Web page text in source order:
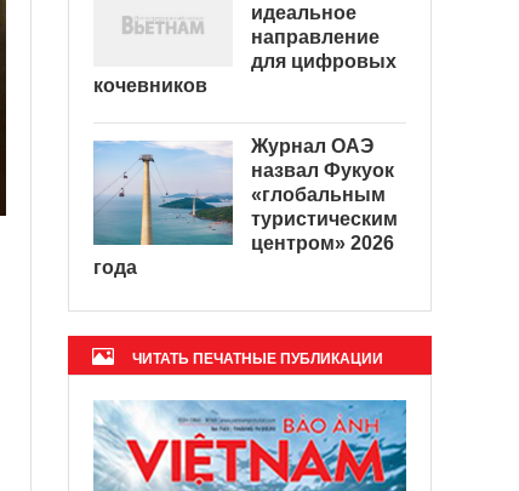
идеальное
направление
для цифровых
кочевников
Журнал ОАЭ
назвал Фукуок
«глобальным
туристическим
центром» 2026
года
ЧИТАТЬ ПЕЧАТНЫЕ ПУБЛИКАЦИИ